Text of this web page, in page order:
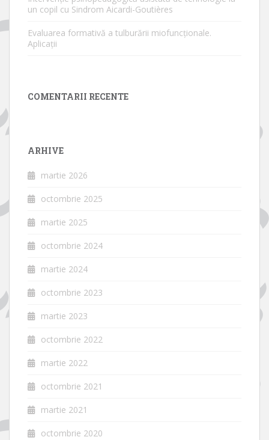
un copil cu Sindrom Aicardi-Goutières
Evaluarea formativă a tulburării miofuncționale.
Aplicații
COMENTARII RECENTE
ARHIVE
martie 2026
octombrie 2025
martie 2025
octombrie 2024
martie 2024
octombrie 2023
martie 2023
octombrie 2022
martie 2022
octombrie 2021
martie 2021
octombrie 2020